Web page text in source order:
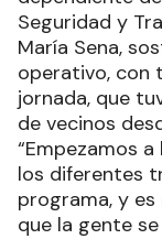
Seguridad y
María Sena,
operativo, con
jornada, que
de vecinos
“Empezamos
los diferentes
programa, y
que la gente